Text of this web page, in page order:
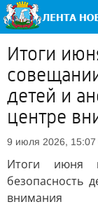
Итоги
детей и
центре
9 июля 2026, 15:07
Итоги июня
безопасность
внимания